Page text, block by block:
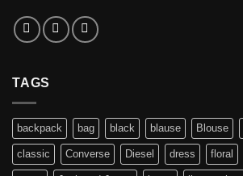
TAGS
backpack bag black blause Blouse
classic Converse Diesel dress floral